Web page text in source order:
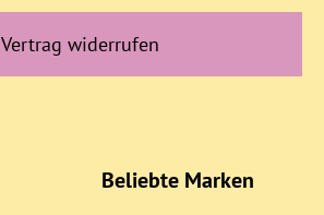
Vertrag widerrufen
Beliebte Marken